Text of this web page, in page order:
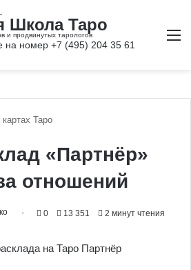
Таро
«Партнёр»
отношений
0 13 351 2 минут чтения